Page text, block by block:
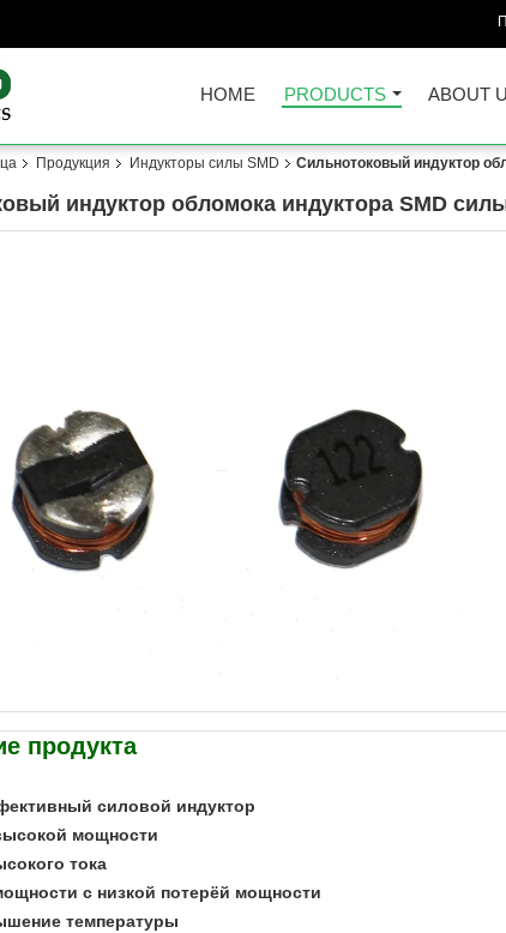
HOME PRODUCTS ABOUT
Продукция Индукторы силы SMD Сильнотоковый индуктор
индуктор обломока индуктора SMD
продукта
силовой индуктор
мощности
тока
с низкой потерёй мощности
температуры